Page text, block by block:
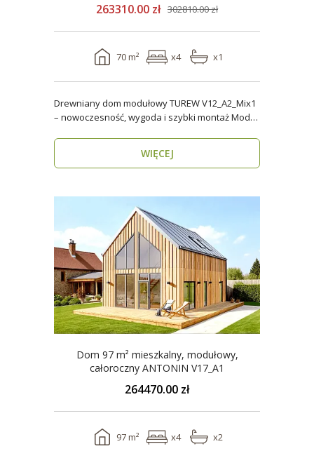
263310.00 zł 302810.00 zł
70 m² x4 x1
Drewniany dom modułowy TUREW V12_A2_Mix1
– nowoczesność, wygoda i szybki montaż Model
WIĘCEJ
Dom 97 m² mieszkalny, modułowy,
całoroczny ANTONIN V17_A1
264470.00 zł
97 m² x4 x2